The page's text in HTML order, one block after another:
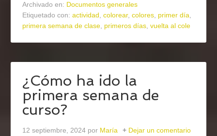
Archivado en: Documentos generales
Etiquetado con:actividad,colorear,colores, primer día,
primera semana de clase, primeros días,vuelta al cole
¿Cómo ha ido la
primera semana de
curso?
12 septiembre, 2024 por María Dejar un comentario